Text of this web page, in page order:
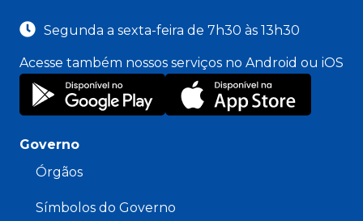
Segunda a sexta-feira de 7h30 às 13h30
Acesse também nossos serviços no Android ou iOS
Governo
Órgãos
Símbolos do Governo